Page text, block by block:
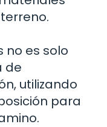
no es solo
de
utilizando
para